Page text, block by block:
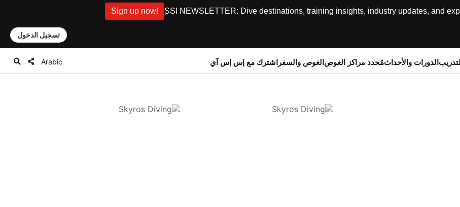
SSI NEWSLETTER: Dive destinations, training insights, industry updates, and
Sign up now!
تسجيل الدخول
الدورات والأحداثمُحدد مراكز الغوصالغوص والسفراشترك مع إس إس آي Arabic